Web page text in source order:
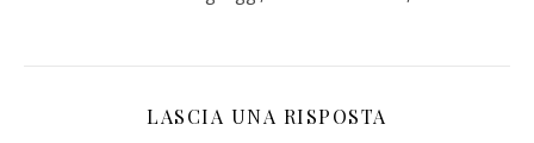
LASCIA UNA RISPOSTA